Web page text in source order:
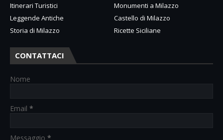
Itinerari Turistici
Monumenti a Milazzo
Leggende Antiche
Castello di Milazzo
Storia di Milazzo
Ricette Siciliane
CONTATTACI
Nome
Email *
Messaggio *